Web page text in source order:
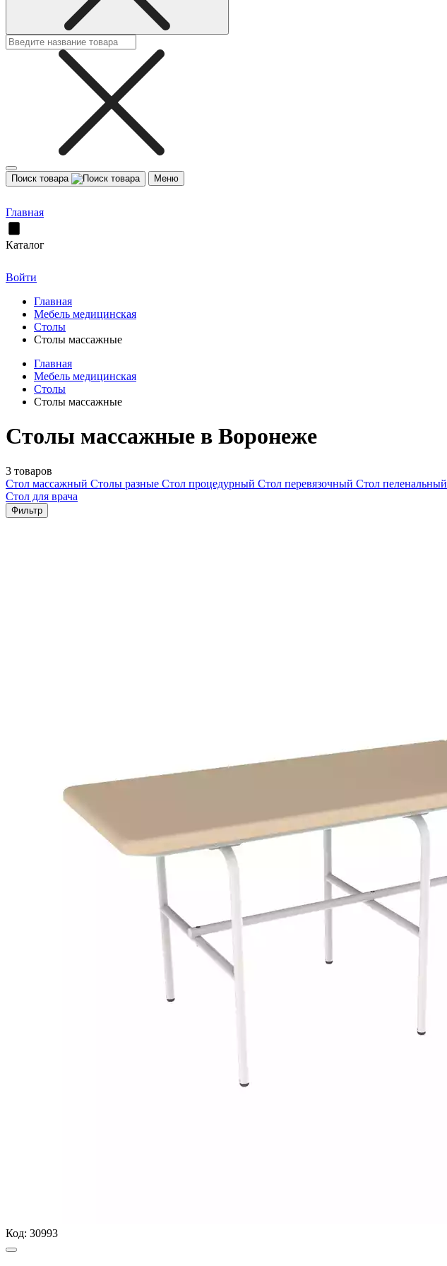
Поиск товара Меню
Главная
Каталог
Войти
Главная
Мебель медицинская
Столы
Столы массажные
Главная
Мебель медицинская
Столы
Столы массажные
Столы массажные в Воронеже
3 товаров
Стол массажный Столы разные Стол процедурный Стол перевязочный Стол пеленальный
Стол для врача
Фильтр
Код: 30993